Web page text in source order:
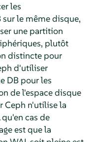
les
le même disque,
une partition
plutôt
distincte pour
d'utiliser
DB pour les
de l'espace disque
Ceph n'utilise la
cas de
est que la